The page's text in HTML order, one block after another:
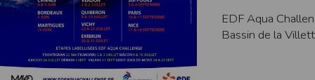
EDF Aqua
Bassin de la
de réponse ou de qualité. Il n’est prévu
La responsabilité de l’éditeur ne saurait
Par ailleurs, l’EDITEUR peut être amené
reconnaît et accepte que l’EDITEUR ne